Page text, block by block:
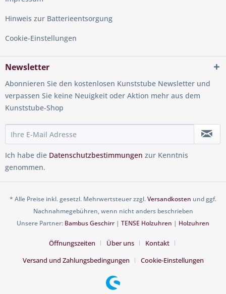
Hinweis zur Batterieentsorgung
Cookie-Einstellungen
Newsletter
Abonnieren Sie den kostenlosen Kunststube Newsletter und
verpassen Sie keine Neuigkeit oder Aktion mehr aus dem
Kunststube-Shop
Ich habe die Datenschutzbestimmungen zur Kenntnis
genommen.
* Alle Preise inkl. gesetzl. Mehrwertsteuer zzgl.Versandkosten und ggf.
Nachnahmegebühren, wenn nicht anders beschrieben
Unsere Partner: Bambus Geschirr | TENSE Holzuhren | Holzuhren
Öffnungszeiten Über uns
Kontakt
Versand und Zahlungsbedingungen
Cookie-Einstellungen